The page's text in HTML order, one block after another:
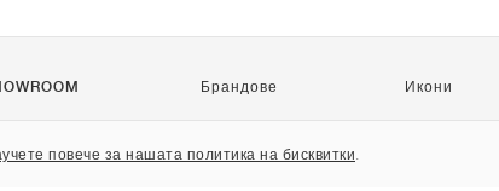
повече за нашата политика на бисквитки
Брандове
Jordan
Икони